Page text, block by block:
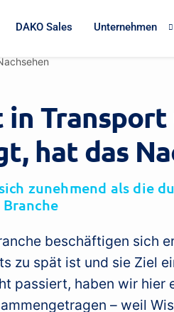
DAKO Sales Unternehmen
in
hat das
zunehmend als die
beschäftigen sich
zu spät ist und sie Ziel
passiert, haben wir hier
– weil